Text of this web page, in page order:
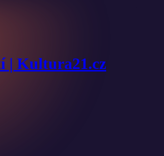
| Kultura21.cz